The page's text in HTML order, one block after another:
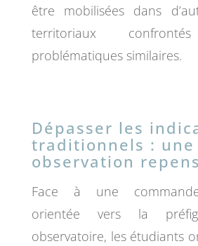
être mobilisées dans
territoriaux
problématiques similaires.
Dépasser les
traditionnels : une
observation
Face à une
orientée vers la
observatoire, les étudiants